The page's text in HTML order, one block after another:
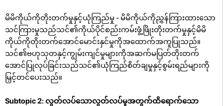
မိမိကိုယ်ကိုတိုးတက်မှုနှင့်ယုံကြည်မှု - မိမိကိုယ်ကိုညွှန်ကြားထားသော
သင်ကြားမှုသည်သင်၏ကိုယ်ပိုင်စည်းကမ်းဖွံ့ဖြိုးတိုးတက်မှုနှင့်မိမိ
ကိုယ်ကိုတိုးတက်အောင်မောင်းနှင်မှုကိုအထောက်အကူပြုသည်။
သင်၏ဗဟုသုတနှင့်ကျွမ်းကျင်မှုများကိုအဆက်မပြတ်တိုးတက်
အောင်ပြုလုပ်ခြင်းသည်သင်၏ယုံကြည်စိတ်ချမှုနှင့်စွမ်းရည်များကို
မြှင့်တင်ပေးသည်။
Subtopic 2: လွတ်လပ်သောလွတ်လပ်မှုအတွက်ထိရောက်သော